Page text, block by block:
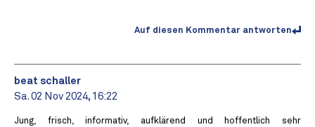
Auf diesen Kommentar antworten
beat schaller
Sa. 02 Nov 2024, 16:22
Jung, frisch, informativ, aufklärend und hoffentlich sehr